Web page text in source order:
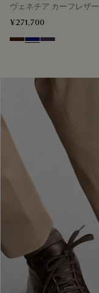
ヴェネチア カーフレザー
¥271,700
Marrone Intenso
Abisso
Plum